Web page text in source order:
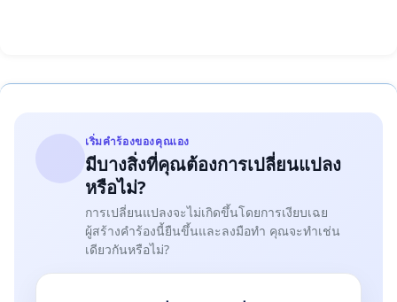
เริ่มคำร้องของคุณเอง
มีบางสิ่งที่คุณต้องการเปลี่ยนแปลง
หรือไม่?
การเปลี่ยนแปลงจะไม่เกิดขึ้นโดยการเงียบเฉย
ผู้สร้างคำร้องนี้ยืนขึ้นและลงมือทำ คุณจะทำเช่น
เดียวกันหรือไม่?